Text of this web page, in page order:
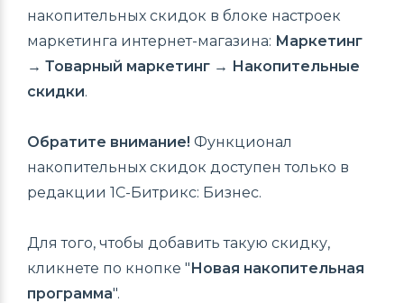
накопительных скидок в блоке настроек
маркетинга интернет-магазина: Маркетинг
→ Товарный маркетинг → Накопительные
скидки.
Обратите внимание! Функционал
накопительных скидок доступен только в
редакции 1С-Битрикс: Бизнес.
Для того, чтобы добавить такую скидку,
кликнете по кнопке "Новая накопительная
программа".